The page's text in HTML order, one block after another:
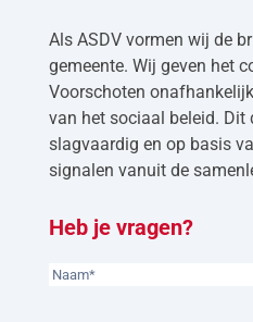
Als ASDV vormen wij de
gemeente. Wij geven het
Voorschoten
van het sociaal beleid. Dit
slagvaardig en op basis
signalen vanuit de
Heb je vragen?
Naam